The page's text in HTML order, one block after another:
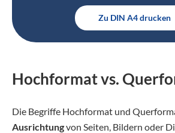
Zu DIN A4 drucken
Hochformat vs.
Die Begriffe Hochformat und
Ausrichtungvon Seiten, Bildern oder